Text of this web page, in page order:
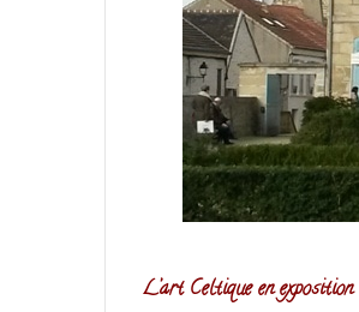
L’art Celtique en exposition